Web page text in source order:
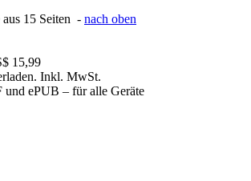
aus 15 Seiten - nach oben
15,99
Inkl. MwSt.
und ePUB – für alle Geräte